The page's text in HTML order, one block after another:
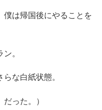
僕は帰国後にやることを
。
な白紙状態。
った。）